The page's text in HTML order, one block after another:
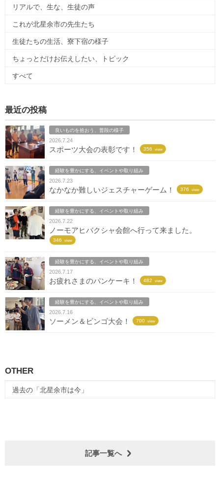
リアルで、生な、生徒の声
これが北星余市の先生たち
生徒たちの生活、寮下宿の様子
ちょっとだけお伝えしたい、トピック
すべて
最近の投稿
良いものを拾おう、普段の様子
2026.7.24
スポーツ大会の表彰です！ 356 view
経験を豊かにする、イベントや取り組み
2026.7.23
なかなか難しいジェスチャーゲーム！ 376 view
経験を豊かにする、イベントや取り組み
2026.7.22
ノーモアヒバクシャ会館へ行って来ました。
346 view
経験を豊かにする、イベントや取り組み
2026.7.17
お疲れさまのパンケーキ！ 482 view
経験を豊かにする、イベントや取り組み
2026.7.16
ソーメン＆ビンゴ大会！ 700 view
OTHER
過去の「北星余市は今」
記事一覧へ